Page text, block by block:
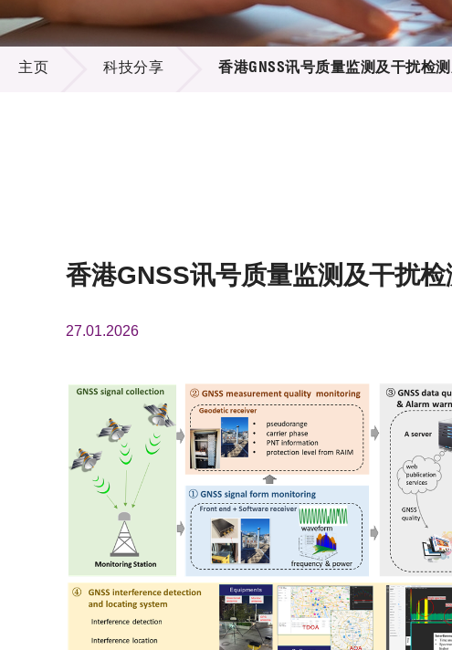
招标通告
供应商登记
征求研发项
项目资料库
资讯中心
多媒体
科技分享
主页 科技分享 香港GNSS讯号质量监测及干扰检
香港GNSS讯号质量监测及干扰
27.01.2026